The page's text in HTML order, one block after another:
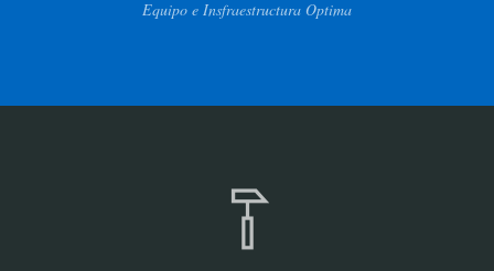
Equipo e Insfraestructura Optima